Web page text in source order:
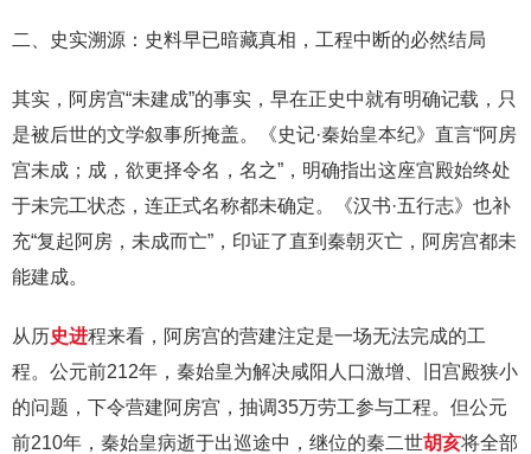
二、史实溯源：史料早已暗藏真相，工程中断的必然结局
其实，阿房宫“未建成”的事实，早在正史中就有明确记载，只
是被后世的文学叙事所掩盖。《史记·秦始皇本纪》直言“阿房
宫未成；成，欲更择令名，名之”，明确指出这座宫殿始终处
于未完工状态，连正式名称都未确定。《汉书·五行志》也补
充“复起阿房，未成而亡”，印证了直到秦朝灭亡，阿房宫都未
能建成。
从历史进程来看，阿房宫的营建注定是一场无法完成的工
程。公元前212年，秦始皇为解决咸阳人口激增、旧宫殿狭小
的问题，下令营建阿房宫，抽调35万劳工参与工程。但公元
前210年，秦始皇病逝于出巡途中，继位的秦二世胡亥将全部